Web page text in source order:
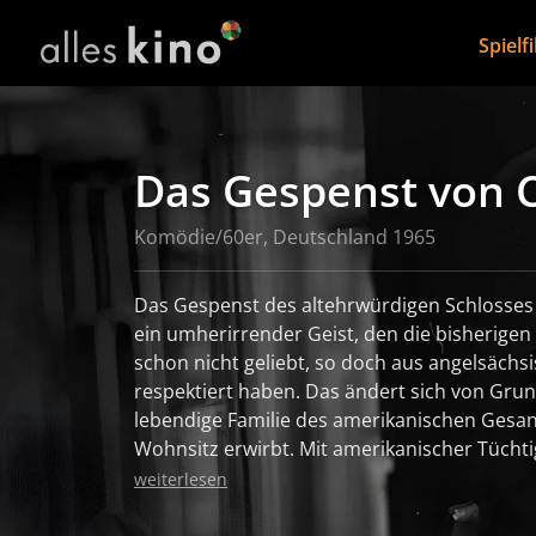
Das Gespenst von
Komödie/60er, Deutschland 1965
Das Gespenst des altehrwürdigen
ein umherirrender Geist, den die
schon nicht geliebt, so doch aus
respektiert haben. Das ändert sich von
lebendige Familie des amerikanischen
Wohnsitz erwirbt. Mit amerikanischer
nach dem Einzug einsetzenden Spuk zu
Geistes, die Otis' einzuschüchtern,
weiterlesen